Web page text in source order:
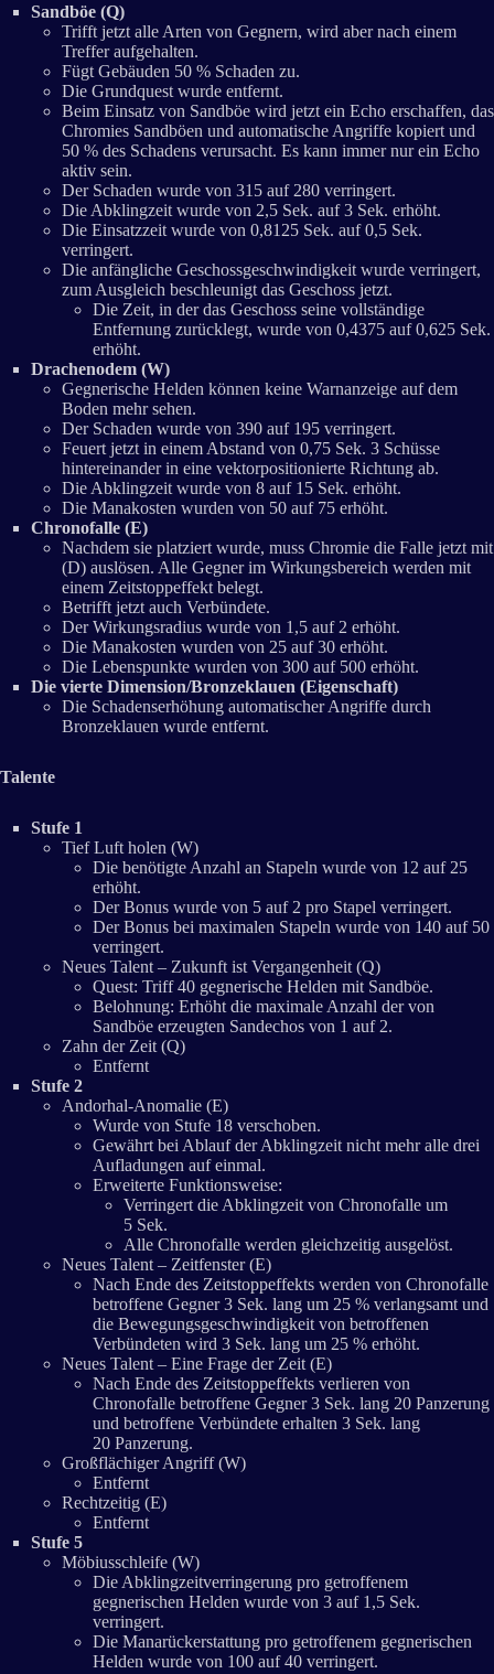
Sandböe (Q)
Trifft jetzt alle Arten von Gegnern, wird aber nach einem
Treffer aufgehalten.
Fügt Gebäuden 50 % Schaden zu.
Die Grundquest wurde entfernt.
Beim Einsatz von Sandböe wird jetzt ein Echo erschaffen, das
Chromies Sandböen und automatische Angriffe kopiert und
50 % des Schadens verursacht. Es kann immer nur ein Echo
aktiv sein.
Der Schaden wurde von 315 auf 280 verringert.
Die Abklingzeit wurde von 2,5 Sek. auf 3 Sek. erhöht.
Die Einsatzzeit wurde von 0,8125 Sek. auf 0,5 Sek.
verringert.
Die anfängliche Geschossgeschwindigkeit wurde verringert,
zum Ausgleich beschleunigt das Geschoss jetzt.
Die Zeit, in der das Geschoss seine vollständige
Entfernung zurücklegt, wurde von 0,4375 auf 0,625 Sek.
erhöht.
Drachenodem (W)
Gegnerische Helden können keine Warnanzeige auf dem
Boden mehr sehen.
Der Schaden wurde von 390 auf 195 verringert.
Feuert jetzt in einem Abstand von 0,75 Sek. 3 Schüsse
hintereinander in eine vektorpositionierte Richtung ab.
Die Abklingzeit wurde von 8 auf 15 Sek. erhöht.
Die Manakosten wurden von 50 auf 75 erhöht.
Chronofalle (E)
Nachdem sie platziert wurde, muss Chromie die Falle jetzt mit
(D) auslösen. Alle Gegner im Wirkungsbereich werden mit
einem Zeitstoppeffekt belegt.
Betrifft jetzt auch Verbündete.
Der Wirkungsradius wurde von 1,5 auf 2 erhöht.
Die Manakosten wurden von 25 auf 30 erhöht.
Die Lebenspunkte wurden von 300 auf 500 erhöht.
Die vierte Dimension/Bronzeklauen (Eigenschaft)
Die Schadenserhöhung automatischer Angriffe durch
Bronzeklauen wurde entfernt.
Talente
Stufe 1
Tief Luft holen (W)
Die benötigte Anzahl an Stapeln wurde von 12 auf 25
erhöht.
Der Bonus wurde von 5 auf 2 pro Stapel verringert.
Der Bonus bei maximalen Stapeln wurde von 140 auf 50
verringert.
Neues Talent – Zukunft ist Vergangenheit (Q)
Quest: Triff 40 gegnerische Helden mit Sandböe.
Belohnung: Erhöht die maximale Anzahl der von
Sandböe erzeugten Sandechos von 1 auf 2.
Zahn der Zeit (Q)
Entfernt
Stufe 2
Andorhal-Anomalie (E)
Wurde von Stufe 18 verschoben.
Gewährt bei Ablauf der Abklingzeit nicht mehr alle drei
Aufladungen auf einmal.
Erweiterte Funktionsweise:
Verringert die Abklingzeit von Chronofalle um
5 Sek.
Alle Chronofalle werden gleichzeitig ausgelöst.
Neues Talent – Zeitfenster (E)
Nach Ende des Zeitstoppeffekts werden von Chronofalle
betroffene Gegner 3 Sek. lang um 25 % verlangsamt und
die Bewegungsgeschwindigkeit von betroffenen
Verbündeten wird 3 Sek. lang um 25 % erhöht.
Neues Talent – Eine Frage der Zeit (E)
Nach Ende des Zeitstoppeffekts verlieren von
Chronofalle betroffene Gegner 3 Sek. lang 20 Panzerung
und betroffene Verbündete erhalten 3 Sek. lang
20 Panzerung.
Großflächiger Angriff (W)
Entfernt
Rechtzeitig (E)
Entfernt
Stufe 5
Möbiusschleife (W)
Die Abklingzeitverringerung pro getroffenem
gegnerischen Helden wurde von 3 auf 1,5 Sek.
verringert.
Die Manarückerstattung pro getroffenem gegnerischen
Helden wurde von 100 auf 40 verringert.